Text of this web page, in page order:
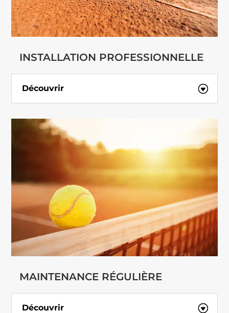
INSTALLATION PROFESSIONNELLE
Découvrir
MAINTENANCE RÉGULIÈRE
Découvrir